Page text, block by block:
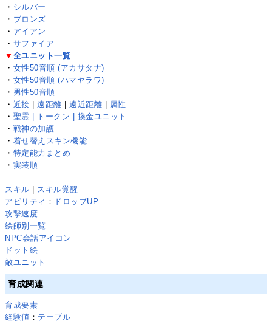
・ シルバー
・ ブロンズ
・ アイアン
・ サファイア
▼ 全ユニット一覧
・ 女性50音順 (アカサタナ)
・ 女性50音順 (ハマヤラワ)
・ 男性50音順
・ 近接 |遠距離 |遠近距離
属性
・ 聖霊 | トークン | 換金ユニット
・ 戦神の加護
・ 着せ替えスキン機能
・ 特定能力まとめ
・ 実装順
スキル
スキル覚醒
アビリティ ： ドロップUP
攻撃速度
絵師別一覧
NPC会話アイコン
ドット絵
敵ユニット
育成関連
育成要素
経験値 ： テーブル